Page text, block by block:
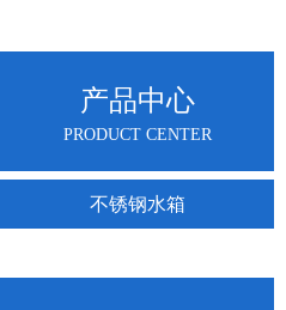
产品中心
PRODUCT CENTER
不锈钢水箱